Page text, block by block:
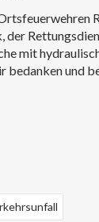
mit
bedanken und